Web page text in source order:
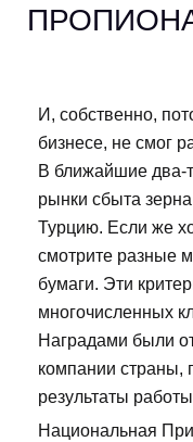
И, собственно,
бизнесе, не смог
В ближайшие два-
рынки сбыта
Турцию. Если же
смотрите разные
бумаги. Эти
многочисленных
Наградами были
компании
результаты
Национальная